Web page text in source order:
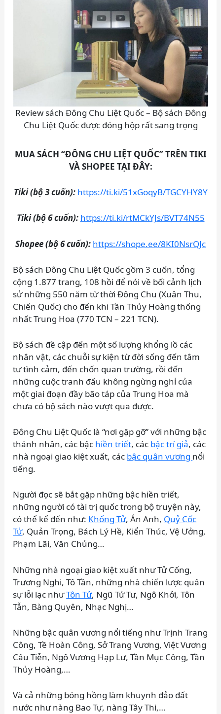
Review sách Đông Chu Liệt Quốc – Bộ sách Đông
Chu Liệt Quốc được đóng hộp rất sang trọng
MUA SÁCH “ĐÔNG CHU LIỆT QUỐC” TRÊN TIKI
VÀ SHOPEE TẠI ĐÂY:
Tiki (bộ 3 cuốn): https://ti.ki/51xGoqyB/TGCYHY8Y
Tiki (bộ 6 cuốn): https://ti.ki/rtMCkYJs/BVT74N55
Shopee (bộ 6 cuốn): https://shope.ee/8KI0NsrQJc
Bộ sách Đông Chu Liệt Quốc gồm 3 cuốn, tổng
cộng 1.877 trang, 108 hồi để nói về bối cảnh lịch
sử những 550 năm từ thời Đông Chu (Xuân Thu,
Chiến Quốc) cho đến khi Tần Thủy Hoàng thống
nhất Trung Hoa (770 TCN – 221 TCN).
Bộ sách đề cập đến một số lượng khổng lồ các
nhân vật, các chuỗi sự kiện từ đời sống đến tâm
tư tình cảm, đến chốn quan trường, rồi đến
những cuộc tranh đấu không ngừng nghỉ của
một giai đoạn đầy bão táp của Trung Hoa mà
chưa có bộ sách nào vượt qua được.
Đông Chu Liệt Quốc là “nơi gặp gỡ” với những bậc
thánh nhân, các bậc hiền triết, các bậc trí giả, các
nhà ngoại giao kiệt xuất, các bậc quân vương nổi
tiếng.
Người đọc sẽ bắt gặp những bậc hiền triết,
những người có tài trị quốc trong bộ truyện này,
có thể kể đến như: Khổng Tử, Án Anh, Quỷ Cốc
Tử, Quản Trọng, Bách Lý Hề, Kiển Thúc, Vệ Ưởng,
Phạm Lãi, Văn Chủng…
Những nhà ngoại giao kiệt xuất như Tử Cống,
Trương Nghi, Tô Tần, những nhà chiến lược quân
sự lỗi lạc nhưTôn Tử, Ngũ Tử Tư, Ngô Khởi, Tôn
Tẫn, Bàng Quyên, Nhạc Nghị…
Những bậc quân vương nổi tiếng như Trịnh Trang
Công, Tề Hoàn Công, Sở Trang Vương, Việt Vương
Câu Tiễn, Ngô Vương Hạp Lư, Tần Mục Công, Tần
Thủy Hoàng,…
Và cả những bóng hồng làm khuynh đảo đất
nước như nàng Bao Tự, nàng Tây Thi,…